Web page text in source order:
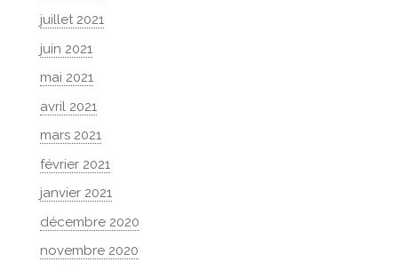
juillet 2021
juin 2021
mai 2021
avril 2021
mars 2021
février 2021
janvier 2021
décembre 2020
novembre 2020